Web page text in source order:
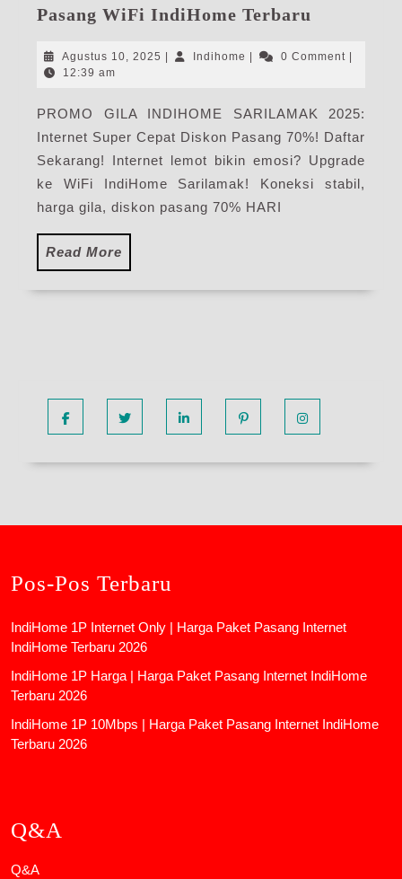
Pasang WiFi IndiHome Terbaru
|
Pasang
WiFi
IndiHome
Terbaru
Agustus 10, 2025 Agustus
| Indihome Indihome
| 0 Comment |
12:39 am
PROMO GILA INDIHOME SARILAMAK 2025:
Internet Super Cepat Diskon Pasang 70%! Daftar
Sekarang! Internet lemot bikin emosi? Upgrade
ke WiFi IndiHome Sarilamak! Koneksi stabil,
harga gila, diskon pasang 70% HARI
Read More
More
Pos-Pos Terbaru
IndiHome 1P Internet Only | Harga Paket Pasang Internet
IndiHome Terbaru 2026
IndiHome 1P Harga | Harga Paket Pasang Internet IndiHome
Terbaru 2026
IndiHome 1P 10Mbps | Harga Paket Pasang Internet IndiHome
Terbaru 2026
Q&A
Q&A